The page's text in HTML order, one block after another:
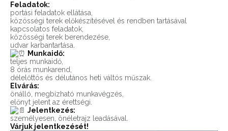
Feladatok:
portási feladatok ellátása,
közösségi terek előkészítésével és rendben tartásával
kapcsolatos feladatok,
közösségi terek berendezése,
udvar karbantartása.
Munkaidő:
teljes munkaidő,
8 órás munkarend,
délelőttös és délutános heti váltós műszak.
Elvárás:
önálló, megbízható munkavégzés,
előnyt jelent az érettségi.
Jelentkezés:
személyesen, önéletrajz leadásával.
Várjuk jelentkezését!